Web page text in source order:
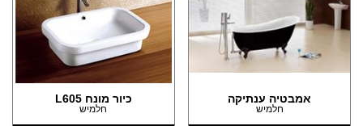
אמבטיה ענתיקה
חלמיש
כיור מונח L605
חלמיש